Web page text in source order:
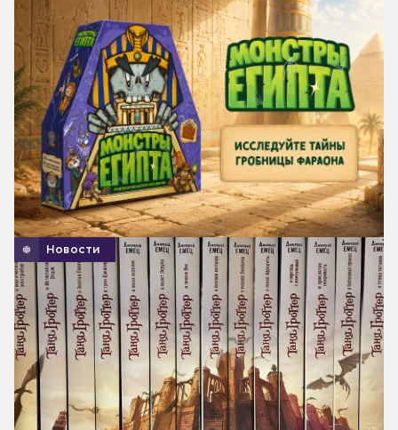
Новости